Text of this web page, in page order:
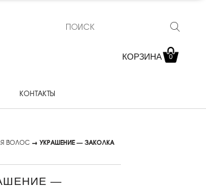
КОРЗИНА 0
КОНТАКТЫ
ВОЛОС → УКРАШЕНИЕ — ЗАКОЛКА
—